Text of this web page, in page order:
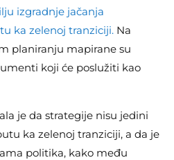
izgradnje jačanja
ka zelenoj tranziciji. Na
planiranju mapirane su
koji će poslužiti kao
je da strategije nisu jedini
ka zelenoj tranziciji, a da je
politika, kako među